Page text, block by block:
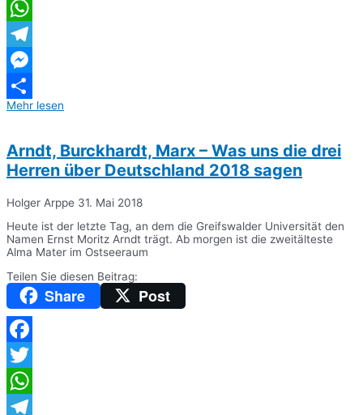
Twitter
WhatsApp
Telegram
Messenger
Teilen
Mehr lesen
Arndt, Burckhardt, Marx – Was uns die drei
Herren über Deutschland 2018 sagen
Holger Arppe 31. Mai 2018
Heute ist der letzte Tag, an dem die Greifswalder Universität den
Namen Ernst Moritz Arndt trägt. Ab morgen ist die zweitälteste
Alma Mater im Ostseeraum
Teilen Sie diesen Beitrag:
Share Post
Facebook
Twitter
WhatsApp